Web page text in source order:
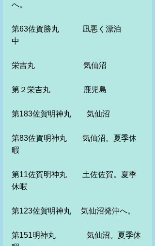
へ。
第63佐賀勝丸　　　凪悪く漂泊
中
栄吉丸　　　　　　 気仙沼
第２栄吉丸　　　　 鹿児島
第183佐賀明神丸　　気仙沼
第83佐賀明神丸　　気仙沼。夏季休
暇
第11佐賀明神丸　　土佐佐賀。夏季
休暇
第123佐賀明神丸　 気仙沼発沖へ。
第151明神丸　　　　気仙沼。夏季休